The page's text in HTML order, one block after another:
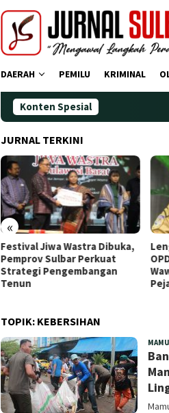
DAERAH PEMILU KRIMINAL
Konten Spesial
JURNAL TERKINI
«
Festival Jiwa Wastra Dibuka,
Pemprov Sulbar Perkuat
Strategi Pengembangan
Tenun
TOPIK: KEBERSIHAN